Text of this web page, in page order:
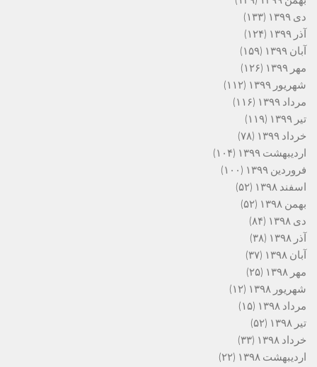
دی ۱۳۹۹
(۱۳۳)
آذر ۱۳۹۹
(۱۲۴)
آبان ۱۳۹۹
(۱۵۹)
مهر ۱۳۹۹
(۱۲۶)
شهریور ۱۳۹۹
(۱۱۲)
مرداد ۱۳۹۹
(۱۱۶)
تیر ۱۳۹۹
(۱۱۹)
خرداد ۱۳۹۹
(۷۸)
اردیبهشت ۱۳۹۹
(۱۰۴)
فروردین ۱۳۹۹
(۱۰۰)
اسفند ۱۳۹۸
(۵۲)
بهمن ۱۳۹۸
(۵۲)
دی ۱۳۹۸
(۸۴)
آذر ۱۳۹۸
(۳۸)
آبان ۱۳۹۸
(۳۷)
مهر ۱۳۹۸
(۲۵)
شهریور ۱۳۹۸
(۱۲)
مرداد ۱۳۹۸
(۱۵)
تیر ۱۳۹۸
(۵۲)
خرداد ۱۳۹۸
(۳۳)
اردیبهشت ۱۳۹۸
(۲۲)